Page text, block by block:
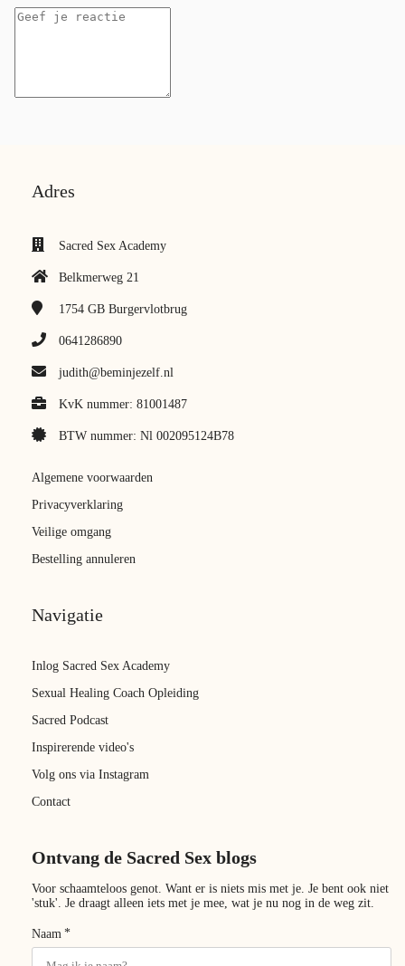
Adres
Sacred Sex Academy
Belkmerweg 21
1754 GB Burgervlotbrug
0641286890
judith@beminjezelf.nl
KvK nummer: 81001487
BTW nummer: Nl 002095124B78
Algemene voorwaarden
Privacyverklaring
Veilige omgang
Bestelling annuleren
Navigatie
Inlog Sacred Sex Academy
Sexual Healing Coach Opleiding
Sacred Podcast
Inspirerende video's
Volg ons via Instagram
Contact
Ontvang de Sacred Sex blogs
Voor schaamteloos genot. Want er is niets mis met je. Je bent ook niet
'stuk'. Je draagt alleen iets met je mee, wat je nu nog in de weg zit.
Naam *